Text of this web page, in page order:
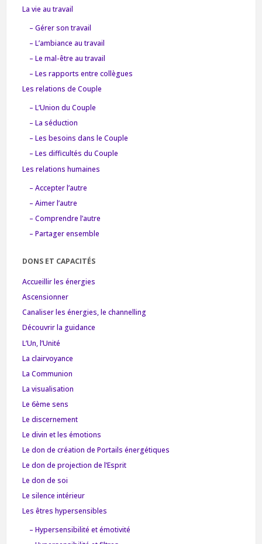
La vie au travail
– Gérer son travail
– L’ambiance au travail
– Le mal-être au travail
– Les rapports entre collègues
Les relations de Couple
– L’Union du Couple
– La séduction
– Les besoins dans le Couple
– Les difficultés du Couple
Les relations humaines
– Accepter l’autre
– Aimer l’autre
– Comprendre l’autre
– Partager ensemble
DONS ET CAPACITÉS
Accueillir les énergies
Ascensionner
Canaliser les énergies, le channelling
Découvrir la guidance
L’Un, l’Unité
La clairvoyance
La Communion
La visualisation
Le 6ème sens
Le discernement
Le divin et les émotions
Le don de création de Portails énergétiques
Le don de projection de l’Esprit
Le don de soi
Le silence intérieur
Les êtres hypersensibles
– Hypersensibilité et émotivité